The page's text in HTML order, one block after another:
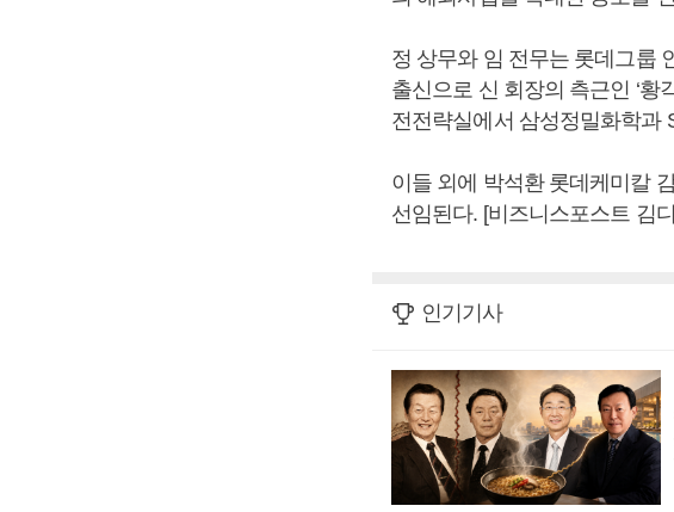
정 상무와 임 전무는 롯데그룹
출신으로 신 회장의 측근인 ‘황
전전략실에서 삼성정밀화학과
이들 외에 박석환 롯데케미칼
선임된다. [비즈니스포스트 김
인기기사